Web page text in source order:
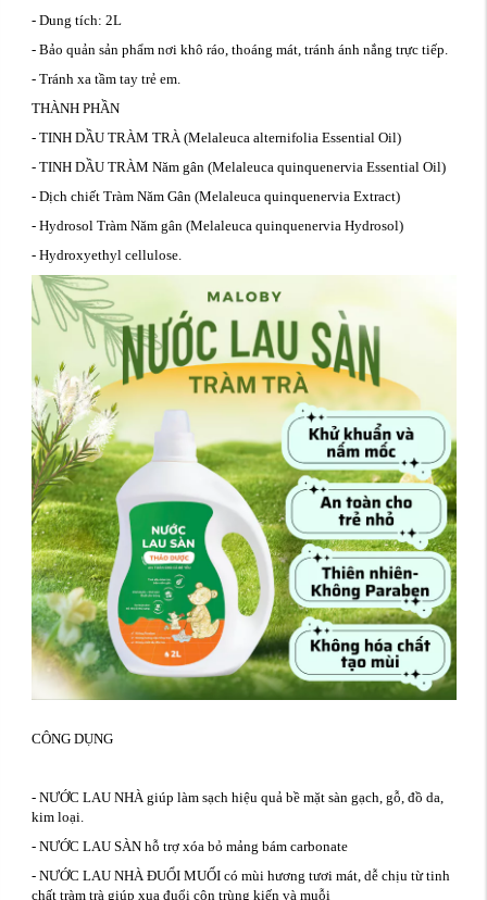
- Dung tích: 2L
- Bảo quản sản phẩm nơi khô ráo, thoáng mát, tránh ánh nắng trực tiếp.
- Tránh xa tầm tay trẻ em.
THÀNH PHẦN
- TINH DẦU TRÀM TRÀ (Melaleuca alternifolia Essential Oil)
- TINH DẦU TRÀM Năm gân (Melaleuca quinquenervia Essential Oil)
- Dịch chiết Tràm Năm Gân (Melaleuca quinquenervia Extract)
- Hydrosol Tràm Năm gân (Melaleuca quinquenervia Hydrosol)
- Hydroxyethyl cellulose.
CÔNG DỤNG
- NƯỚC LAU NHÀ giúp làm sạch hiệu quả bề mặt sàn gạch, gỗ, đồ da,
kim loại.
- NƯỚC LAU SÀN hỗ trợ xóa bỏ mảng bám carbonate
- NƯỚC LAU NHÀ ĐUỔI MUỐI có mùi hương tươi mát, dễ chịu từ tinh
chất tràm trà giúp xua đuổi côn trùng kiến và muỗi